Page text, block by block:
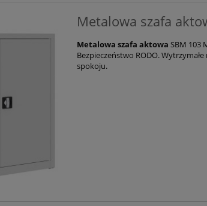
Metalowa szafa
Metalowa szafa aktowa SBM 103
Bezpieczeństwo RODO.
spokoju.